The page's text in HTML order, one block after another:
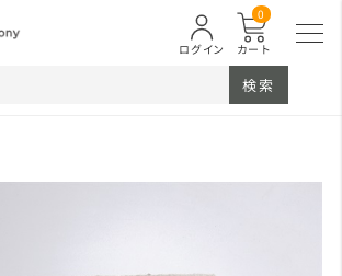
カート
0
ログイン
検索